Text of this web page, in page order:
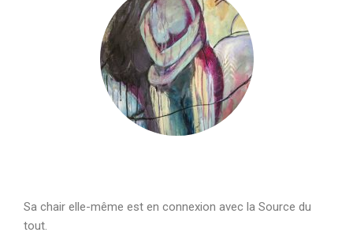
Sa chair elle-même est en connexion avec la Source du
tout.